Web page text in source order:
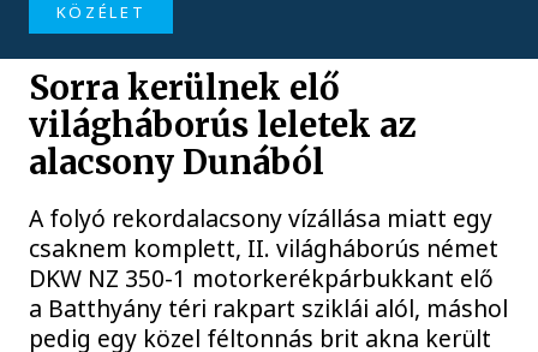
KÖZÉLET
Sorra kerülnek elő
világháborús leletek az
alacsony Dunából
A folyó rekordalacsony vízállása miatt egy
csaknem komplett, II. világháborús német
DKW NZ 350-1 motorkerékpárbukkant elő
a Batthyány téri rakpart sziklái alól, máshol
pedig egy közel féltonnás brit akna került